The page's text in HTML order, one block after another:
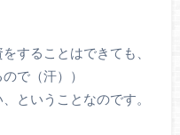
することはできても、
で（汗））
ということなのです。